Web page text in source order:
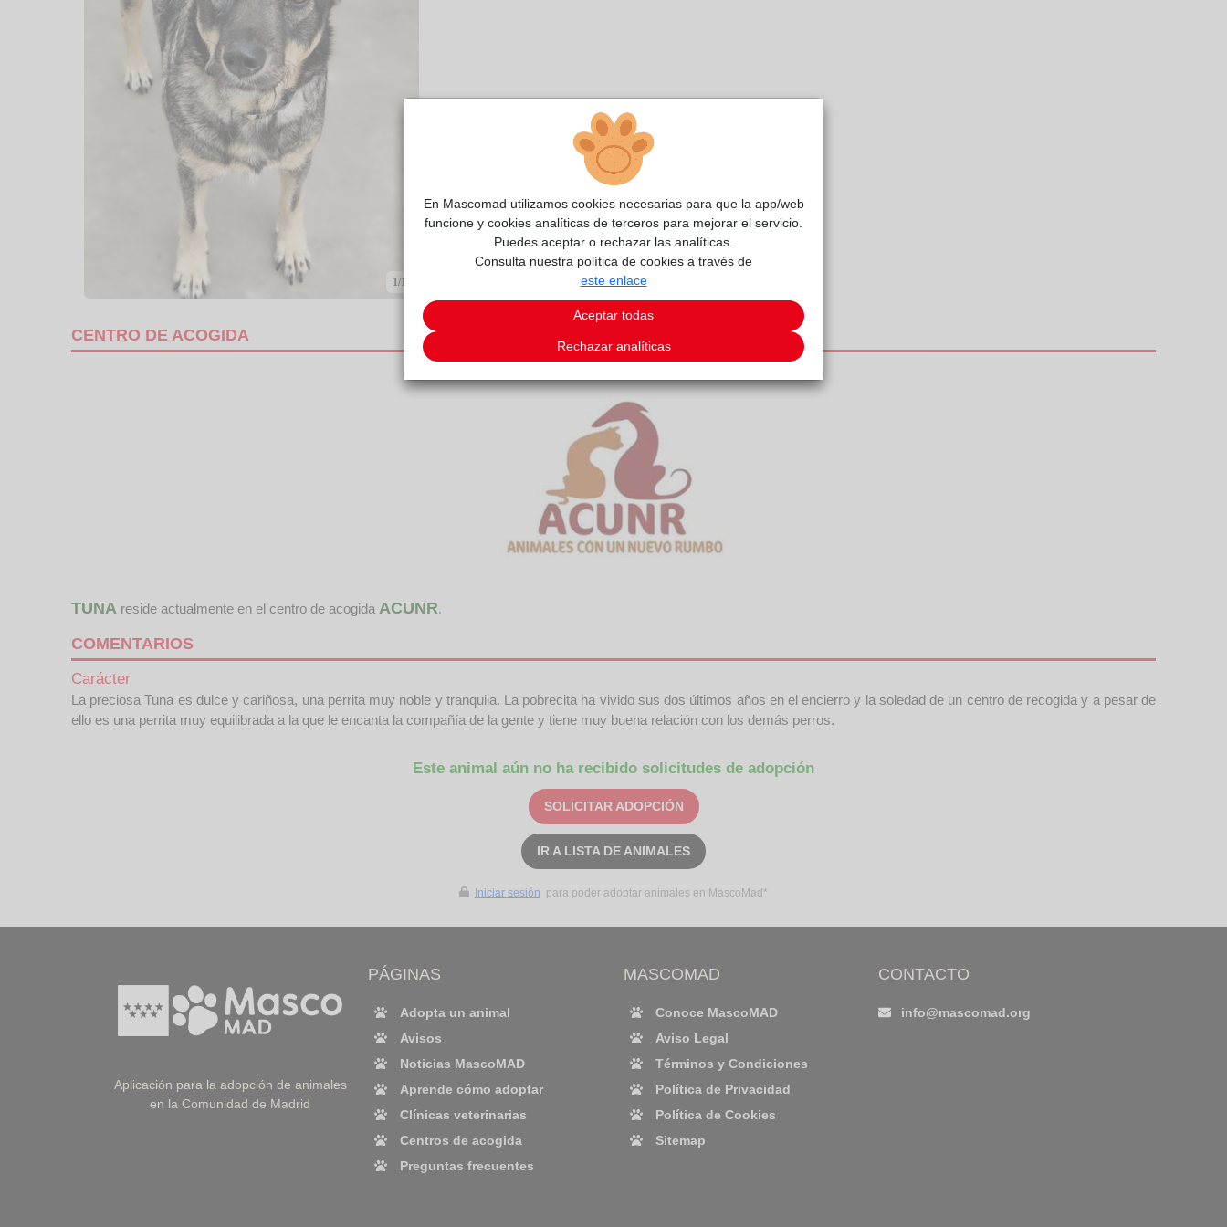
1/1
CENTRO DE ACOGIDA
TUNA reside actualmente en el centro de acogida ACUNR.
COMENTARIOS
Carácter
La preciosa Tuna es dulce y cariñosa, una perrita muy noble y tranquila. La pobrecita ha vivido sus dos últimos años en el encierro y la soledad de un centro de recogida y a pesar de
ello es una perrita muy equilibrada a la que le encanta la compañía de la gente y tiene muy buena relación con los demás perros.
Este animal aún no ha recibido solicitudes de adopción
SOLICITAR ADOPCIÓN
IR A LISTA DE ANIMALES
Iniciar sesión para poder adoptar animales en MascoMad*
Aplicación para la adopción de animales
en la Comunidad de Madrid
PÁGINAS
Adopta un animal
Avisos
Noticias MascoMAD
Aprende cómo adoptar
Clínicas veterinarias
Centros de acogida
Preguntas frecuentes
MASCOMAD
Conoce MascoMAD
Aviso Legal
Términos y Condiciones
Política de Privacidad
Política de Cookies
Sitemap
CONTACTO
info@mascomad.org
En Mascomad utilizamos cookies necesarias para que la app/web
funcione y cookies analíticas de terceros para mejorar el servicio.
Puedes aceptar o rechazar las analíticas.
Consulta nuestra política de cookies a través de
este enlace
Aceptar todas
Rechazar analíticas